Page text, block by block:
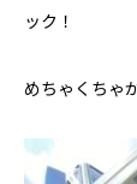
ック！
めちゃくちゃ